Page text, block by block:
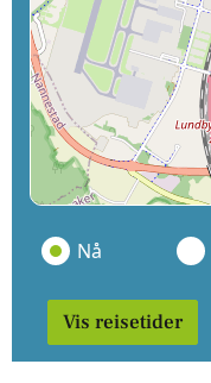
Nå
Vis reisetider